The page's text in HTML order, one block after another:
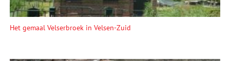
Het gemaal Velserbroek in Velsen-Zuid